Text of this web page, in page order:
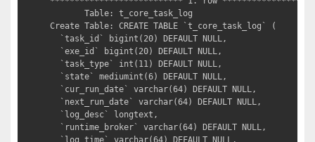
Table: t_core_task_log
Create Table: CREATE TABLE `t_core_task_log` (
`task_id` bigint(20) DEFAULT NULL,
`exe_id` bigint(20) DEFAULT NULL,
`task_type` int(11) DEFAULT NULL,
`state` mediumint(6) DEFAULT NULL,
`cur_run_date` varchar(64) DEFAULT NULL,
`next_run_date` varchar(64) DEFAULT NULL,
`log_desc` longtext,
`runtime_broker` varchar(64) DEFAULT NULL,